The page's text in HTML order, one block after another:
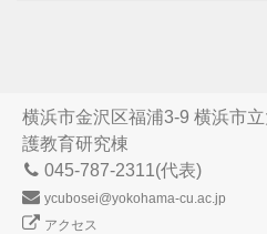
横浜市金沢区福浦3-9 横浜市
護教育研究棟
045-787-2311(代表)
ycubosei@yokohama-cu.ac.jp
アクセス